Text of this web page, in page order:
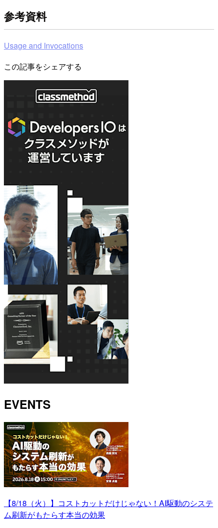
参考資料
Usage and Invocations
この記事をシェアする
EVENTS
【8/18（火）】コストカットだけじゃない！AI駆動のシステ
ム刷新がもたらす本当の効果